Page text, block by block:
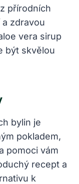
přírodních
zdravou
vera sirup
být skvělou
bylin je
pokladem,
pomoci vám
recept a
k